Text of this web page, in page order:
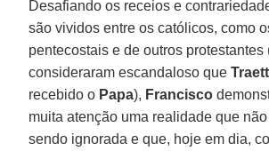
Desafiando os receios e
são vividos entre os católicos, como
pentecostais e de outros protestantes
consideraram escandaloso que
recebido o Papa), Francisco
muita atenção uma realidade que
sendo ignorada e que, hoje em dia,